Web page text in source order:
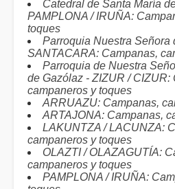
Catedral de Santa María
PAMPLONA / IRUÑA:
toques
Parroquia Nuestra Señora
SANTACARA: Campanas,
Parroquia de Nuestra
de Gazólaz - ZIZUR / CIZUR:
campaneros y toques
ARRUAZU: Campanas,
ARTAJONA: Campanas,
LAKUNTZA / LACUNZA:
campaneros y toques
OLAZTI / OLAZAGUTÍA:
campaneros y toques
PAMPLONA / IRUÑA: